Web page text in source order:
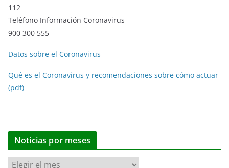
112
Teléfono Información Coronavirus
900 300 555
Datos sobre el Coronavirus
Qué es el Coronavirus y recomendaciones sobre cómo actuar
(pdf)
Noticias por meses
N